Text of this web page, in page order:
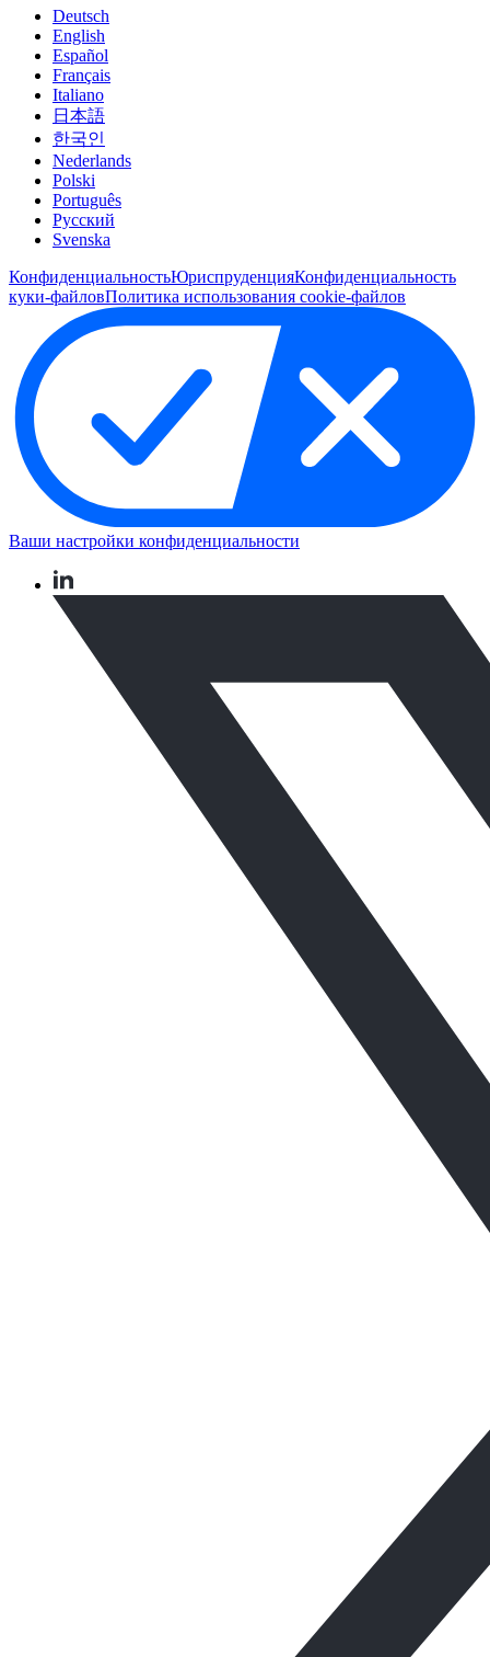
Deutsch
English
Español
Français
Italiano
日本語
한국인
Nederlands
Polski
Português
Pусский
Svenska
КонфиденциальностьЮриспруденцияКонфиденциальность
куки-файловПолитика использования cookie-файлов
Ваши настройки конфиденциальности